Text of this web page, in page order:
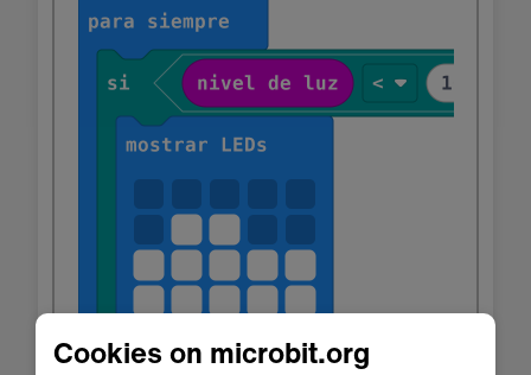
Cookies on microbit.org